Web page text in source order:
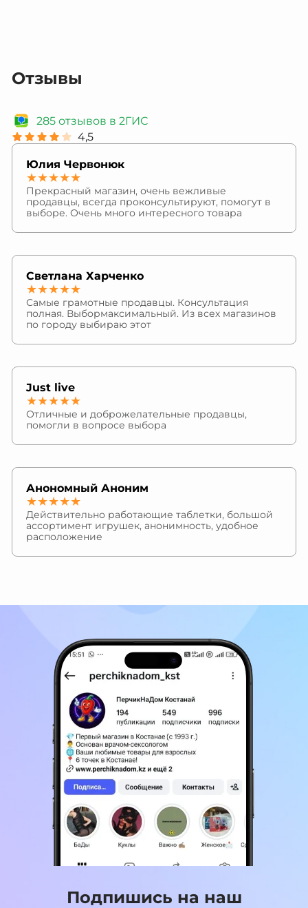
Отзывы
285 отзывов в 2ГИС
4,5
Юлия Червонюк
★★★★★
Прекрасный магазин, очень вежливые
продавцы, всегда проконсультируют, помогут в
выборе. Очень много интересного товара
Светлана Харченко
★★★★★
Самые грамотные продавцы. Консультация
полная. Выбормаксимальный. Из всех магазинов
по городу выбираю этот
Just live
★★★★★
Отличные и доброжелательные продавцы,
помогли в вопросе выбора
Анономный Аноним
★★★★★
Действительно работающие таблетки, большой
ассортимент игрушек, анонимность, удобное
расположение
Подпишись на наш